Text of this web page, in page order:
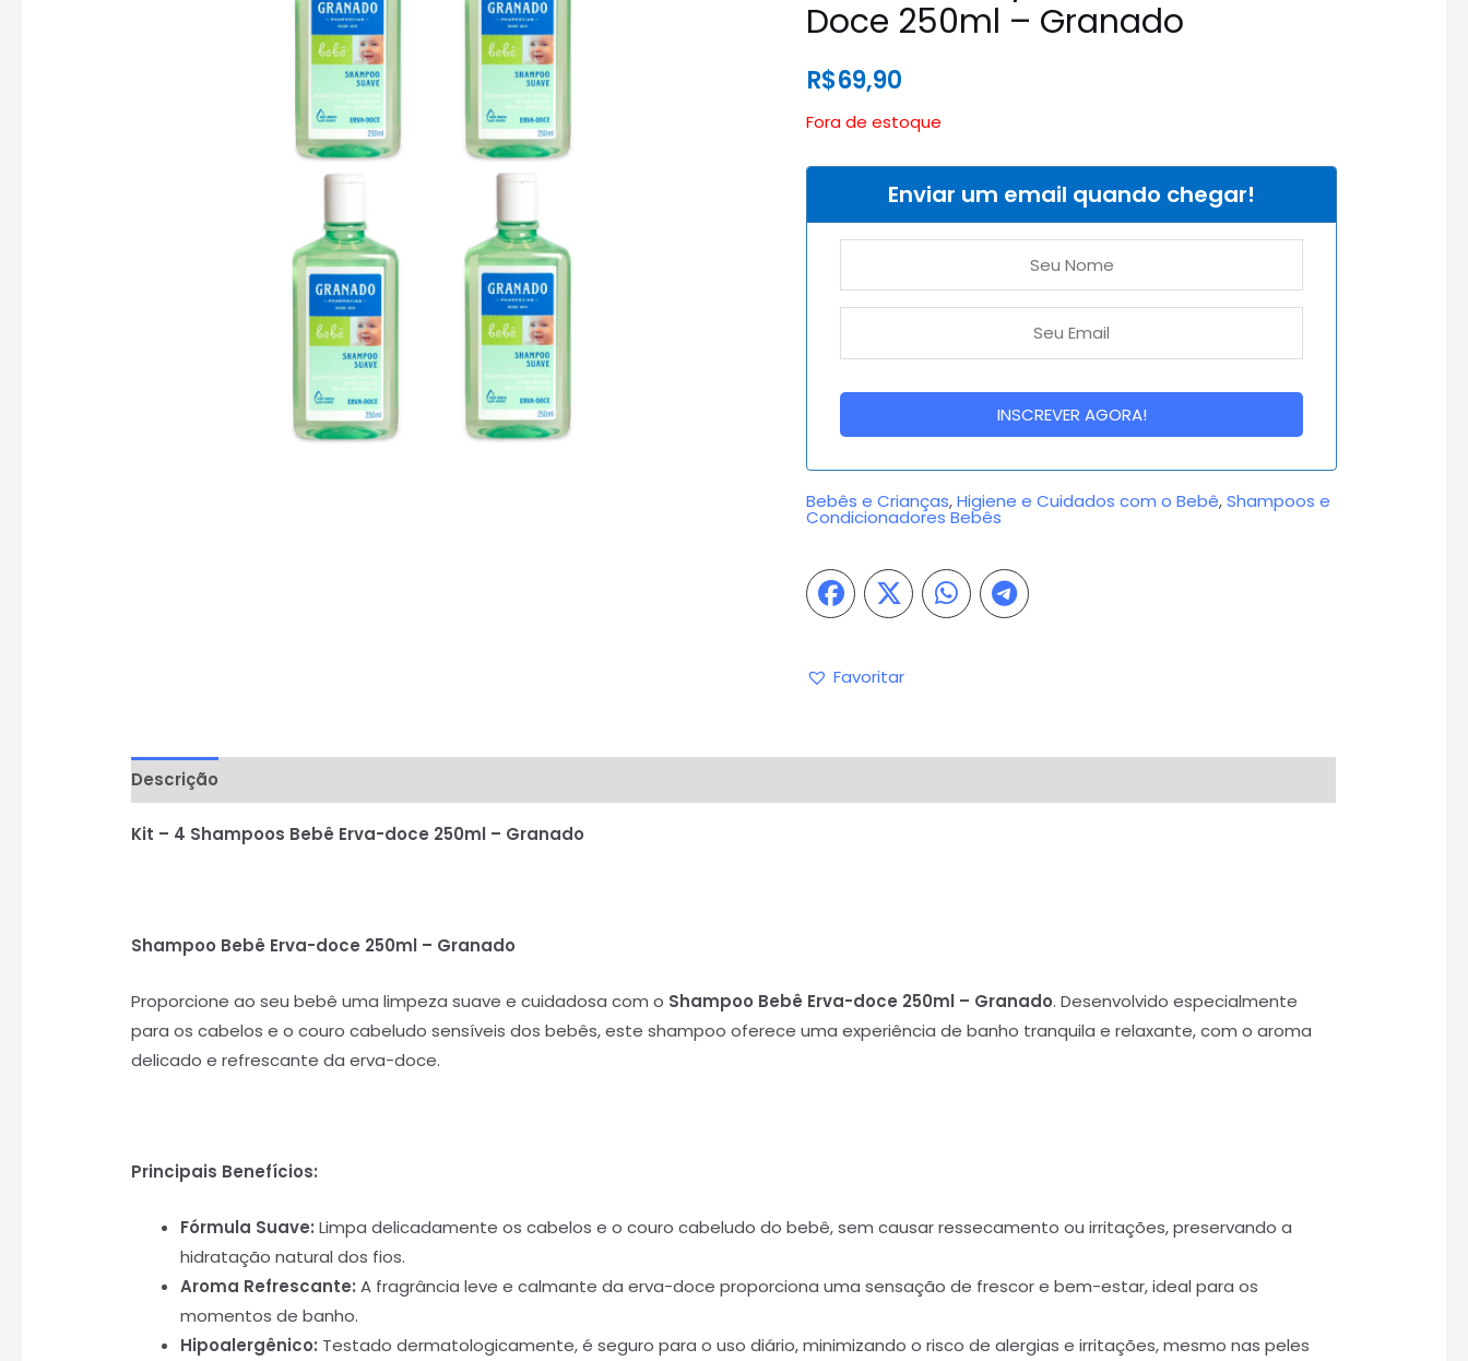
Doce 250ml – Granado
R$69,90
Fora de estoque
Enviar um email quando chegar!
Bebês e Crianças,Higiene e Cuidados com o Bebê,Shampoos e
Condicionadores Bebês
Favoritar
Descrição
Kit – 4 Shampoos Bebê Erva-doce 250ml – Granado
Shampoo Bebê Erva-doce 250ml – Granado
Proporcione ao seu bebê uma limpeza suave e cuidadosa com o Shampoo Bebê Erva-doce 250ml – Granado. Desenvolvido especialmente
para os cabelos e o couro cabeludo sensíveis dos bebês, este shampoo oferece uma experiência de banho tranquila e relaxante, com o aroma
delicado e refrescante da erva-doce.
Principais Benefícios:
Fórmula Suave: Limpa delicadamente os cabelos e o couro cabeludo do bebê, sem causar ressecamento ou irritações, preservando a
hidratação natural dos fios.
Aroma Refrescante: A fragrância leve e calmante da erva-doce proporciona uma sensação de frescor e bem-estar, ideal para os
momentos de banho.
Hipoalergênico: Testado dermatologicamente, é seguro para o uso diário, minimizando o risco de alergias e irritações, mesmo nas peles